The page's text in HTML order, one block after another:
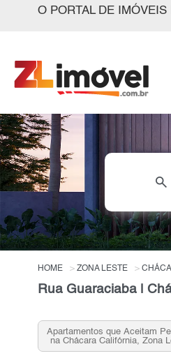
O PORTAL DE IMÓVEIS
search
HOME ZONA LESTE
Rua Guaraciaba |
Apartamentos que Aceitam
na Chácara Califórnia, Zona
SP para Venda